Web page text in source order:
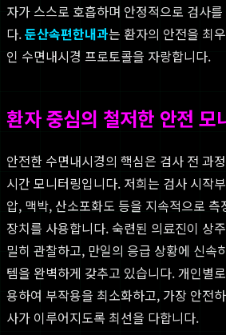
자가 스스로 호흡하며 안정적으로 검사
다.둔산속편한내과는 환자의 안전을 최
인 수면내시경 프로토콜을 자랑합니다.
환자 중심의 철저한 안전 모
안전한 수면내시경의 핵심은 검사 전 과
시간 모니터링입니다. 저희는 검사 시작
압, 맥박, 산소포화도 등을 지속적으로 측
장치를 사용합니다. 숙련된 의료진이 상
밀히 관찰하고, 만일의 응급 상황에 신속
템을 완벽하게 갖추고 있습니다. 개인별
용하여 부작용을 최소화하고, 가장 안전
사가 이루어지도록 최선을 다합니다.